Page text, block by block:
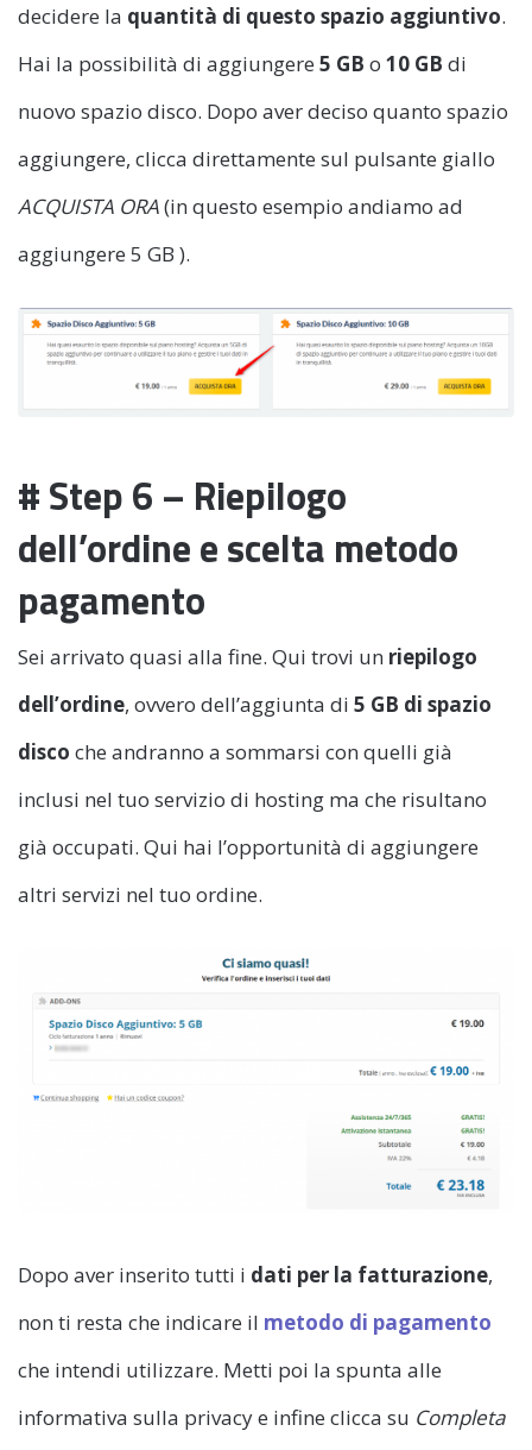
decidere la quantità di questo spazio aggiuntivo.
Hai la possibilità di aggiungere 5 GB o 10 GB di
nuovo spazio disco. Dopo aver deciso quanto spazio
aggiungere, clicca direttamente sul pulsante giallo
ACQUISTA ORA(in questo esempio andiamo ad
aggiungere 5 GB ).
# Step 6 – Riepilogo
dell’ordine e scelta metodo
pagamento
Sei arrivato quasi alla fine. Qui trovi un riepilogo
dell’ordine, ovvero dell’aggiunta di 5 GB di spazio
disco che andranno a sommarsi con quelli già
inclusi nel tuo servizio di hosting ma che risultano
già occupati. Qui hai l’opportunità di aggiungere
altri servizi nel tuo ordine.
Dopo aver inserito tutti i dati per la fatturazione,
non ti resta che indicare il metodo di pagamento
che intendi utilizzare. Metti poi la spunta alle
informativa sulla privacy e infine clicca su Completa